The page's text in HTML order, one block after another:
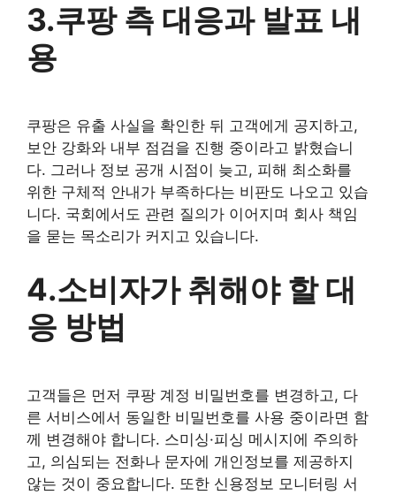
3.쿠팡 측 대응과 발표 내
용
쿠팡은 유출 사실을 확인한 뒤 고객에게 공지하고,
보안 강화와 내부 점검을 진행 중이라고 밝혔습니
다. 그러나 정보 공개 시점이 늦고, 피해 최소화를
위한 구체적 안내가 부족하다는 비판도 나오고 있습
니다. 국회에서도 관련 질의가 이어지며 회사 책임
을 묻는 목소리가 커지고 있습니다.
4.소비자가 취해야 할 대
응 방법
고객들은 먼저 쿠팡 계정 비밀번호를 변경하고, 다
른 서비스에서 동일한 비밀번호를 사용 중이라면 함
께 변경해야 합니다. 스미싱·피싱 메시지에 주의하
고, 의심되는 전화나 문자에 개인정보를 제공하지
않는 것이 중요합니다. 또한 신용정보 모니터링 서